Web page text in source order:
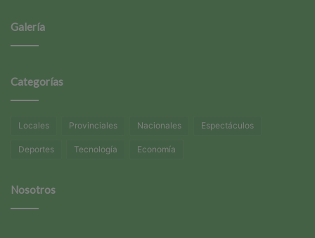
Galería
Categorías
Locales Provinciales Nacionales Espectáculos
Deportes Tecnología Economía
Nosotros